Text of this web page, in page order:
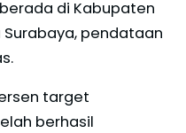
di Kabupaten
pendataan
target
berhasil